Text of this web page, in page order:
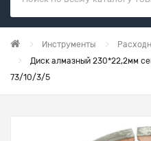
Инструменты
Диск алмазный 230*22,2мм
73/10/3/5